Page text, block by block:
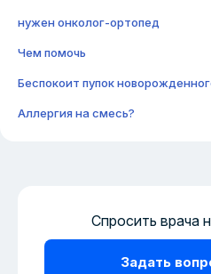
нужен онколог-ортопед
Чем помочь
Беспокоит пупок
Аллергия на смесь?
Спросить врача
Задать